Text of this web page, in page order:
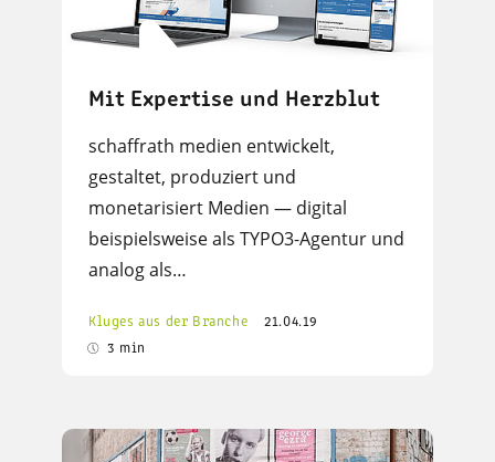
Mit Expertise und Herzblut
schaffrath medien entwickelt,
gestaltet, produziert und
monetarisiert Medien — digital
beispielsweise als TYPO3-Agentur und
analog als…
Kluges aus der Branche
21.04.19
3 min